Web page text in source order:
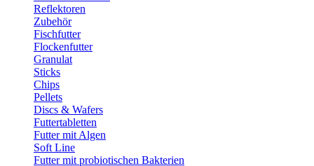
Reflektoren
Zubehör
Fischfutter
Flockenfutter
Granulat
Sticks
Chips
Pellets
Discs & Wafers
Futtertabletten
Futter mit Algen
Soft Line
Futter mit probiotischen Bakterien